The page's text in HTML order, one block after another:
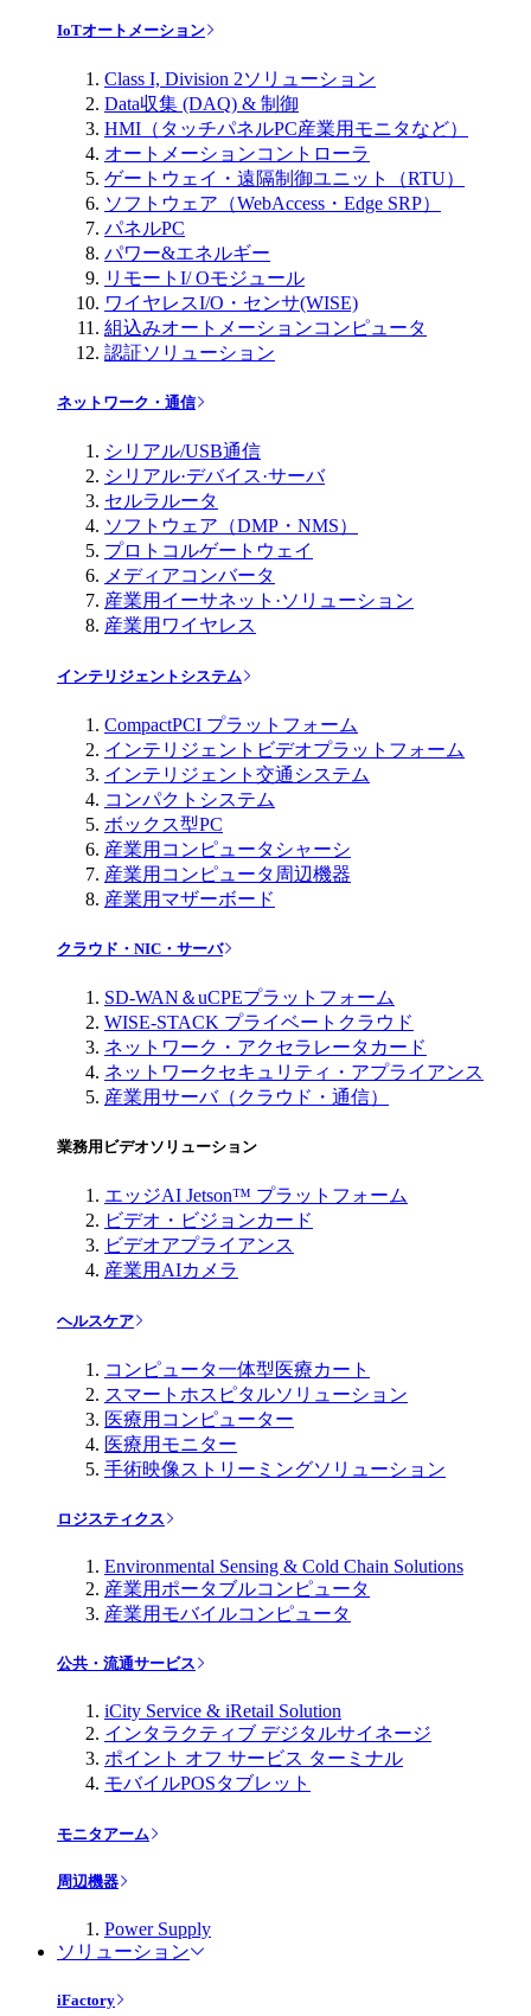
IoTオートメーション
Class I, Division 2ソリューション
Data収集 (DAQ) & 制御
HMI（タッチパネルPC産業用モニタなど）
オートメーションコントローラ
ゲートウェイ・遠隔制御ユニット（RTU）
ソフトウェア（WebAccess・Edge SRP）
パネルPC
パワー&エネルギー
リモートI/ Oモジュール
ワイヤレスI/O・センサ(WISE)
組込みオートメーションコンピュータ
認証ソリューション
ネットワーク・通信
シリアル/USB通信
シリアル·デバイス·サーバ
セルラルータ
ソフトウェア（DMP・NMS）
プロトコルゲートウェイ
メディアコンバータ
産業用イーサネット·ソリューション
産業用ワイヤレス
インテリジェントシステム
CompactPCI プラットフォーム
インテリジェントビデオプラットフォーム
インテリジェント交通システム
コンパクトシステム
ボックス型PC
産業用コンピュータシャーシ
産業用コンピュータ周辺機器
産業用マザーボード
クラウド・NIC・サーバ
SD-WAN＆uCPEプラットフォーム
WISE-STACK プライベートクラウド
ネットワーク・アクセラレータカード
ネットワークセキュリティ・アプライアンス
産業用サーバ（クラウド・通信）
業務用ビデオソリューション
エッジAI Jetson™ プラットフォーム
ビデオ・ビジョンカード
ビデオアプライアンス
産業用AIカメラ
ヘルスケア
コンピュータ一体型医療カート
スマートホスピタルソリューション
医療用コンピューター
医療用モニター
手術映像ストリーミングソリューション
ロジスティクス
Environmental Sensing & Cold Chain Solutions
産業用ポータブルコンピュータ
産業用モバイルコンピュータ
公共・流通サービス
iCity Service & iRetail Solution
インタラクティブ デジタルサイネージ
ポイント オフ サービス ターミナル
モバイルPOSタブレット
モニタアーム
周辺機器
Power Supply
ソリューション
iFactory